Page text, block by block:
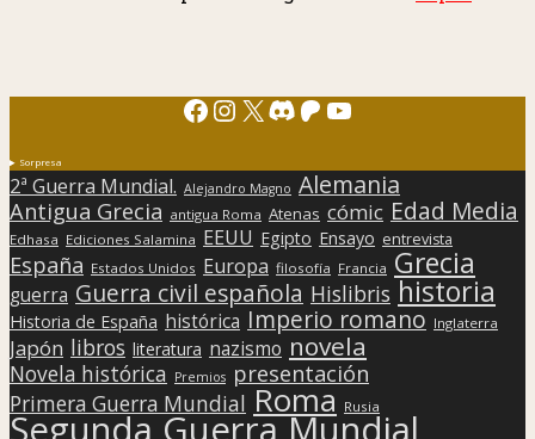
Facebook
Instagram
X Discord
Patreon
YouTube
Sorpresa
2ª Guerra Mundial. Alejandro Magno Alemania
Antigua Grecia antigua Roma Atenas cómic Edad Media
Edhasa Ediciones Salamina EEUU Egipto Ensayo entrevista
España Estados Unidos Europa filosofía Francia Grecia
guerra Guerra civil española Hislibris historia
Historia de España histórica Imperio romano Inglaterra
Japón libros literatura nazismo novela
Novela histórica Premios presentación
Primera Guerra Mundial Roma Rusia